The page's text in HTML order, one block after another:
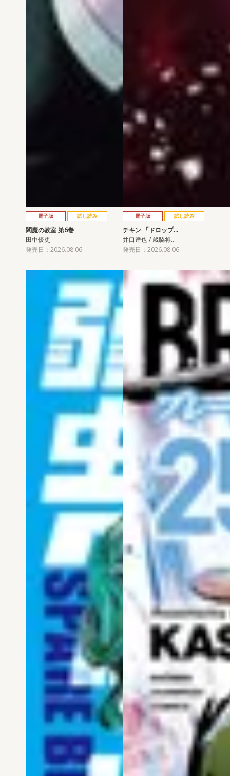
電子版 試し読み
閻魔の教室 第6巻
田中優吏
発売日：2026.08.06
電子版 試し読み
チキン 「ドロップ…
井口達也 / 歳脇将…
発売日：2026.08.06